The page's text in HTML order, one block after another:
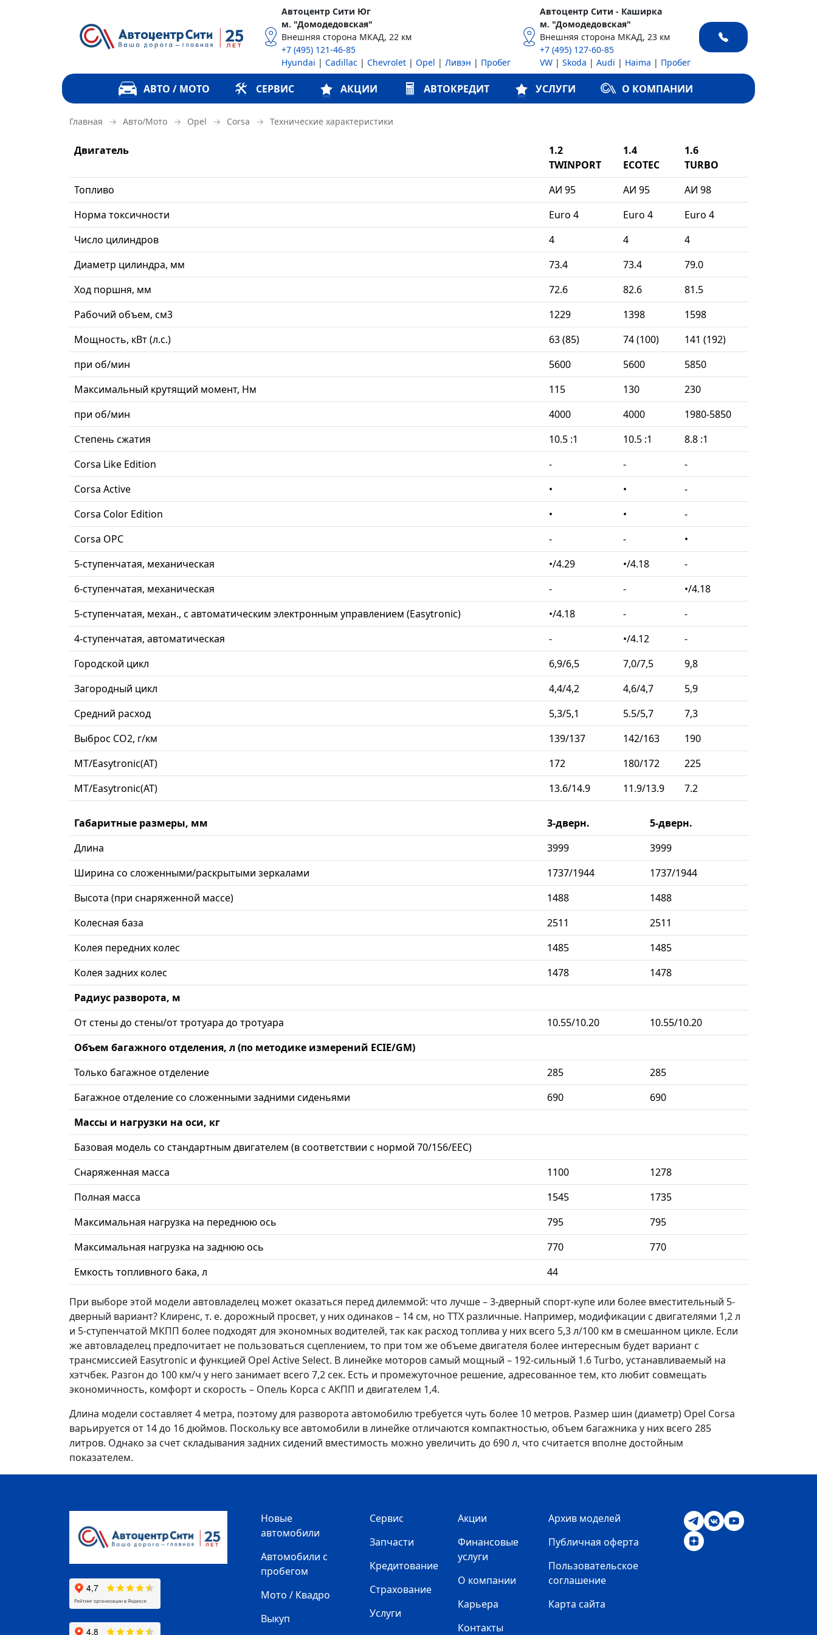
Автоцентр Сити Юг
м. "Домодедовская"
Внешняя сторона МКАД, 22 км
+7 (495) 121-46-85
Hyundai | Cadillac| Chevrolet| Opel | Ливэн | Пробег
Автоцентр Сити - Каширка
м. "Домодедовская"
Внешняя сторона МКАД, 23 км
+7 (495) 127-60-85
VW |Skoda |Audi | Haima | Пробег
АВТО / МОТО СЕРВИС АКЦИИ АВТОКРЕДИТ УСЛУГИ О КОМПАНИИ
Главная → Авто/Мото → Opel → Corsa → Технические характеристики
Двигатель
1.2
TWINPORT
1.4
ECOTEC
1.6
TURBO
Топливо
АИ 95 АИ 95
АИ 98
Норма токсичности
Euro 4 Euro 4
Euro 4
Число цилиндров
4 4
4
Диаметр цилиндра, мм
73.4 73.4
79.0
Ход поршня, мм
72.6 82.6
81.5
Рабочий объем, см3
1229 1398
1598
Мощность, кВт (л.с.)
63 (85) 74 (100)
141 (192)
при об/мин
5600 5600
5850
Максимальный крутящий момент, Нм
115 130
230
при об/мин
4000 4000
1980-5850
Степень сжатия
10.5 :1 10.5 :1
8.8 :1
Corsa Like Edition
- -
-
Corsa Active
• •
-
Corsa Color Edition
• •
-
Corsa OPC
- -
•
5-ступенчатая, механическая
•/4.29 •/4.18
-
6-ступенчатая, механическая
- -
•/4.18
5-ступенчатая, механ., c автоматическим электронным управлением (Easytronic)
•/4.18 -
-
4-ступенчатая, автоматическая
- •/4.12
-
Городской цикл
6,9/6,5 7,0/7,5
9,8
Загородный цикл
4,4/4,2 4,6/4,7
5,9
Средний расход
5,3/5,1 5.5/5,7
7,3
Выброс СО2, г/км
139/137 142/163
190
MT/Easytronic(АТ)
172 180/172
225
MT/Easytronic(АТ)
13.6/14.9 11.9/13.9 7.2
Габаритные размеры, мм 3-дверн.
5-дверн.
Длина
3999
3999
Ширина со сложенными/раскрытыми зеркалами
1737/1944
1737/1944
Высота (при снаряженной массе)
1488
1488
Колесная база
2511
2511
Колея передних колес
1485
1485
Колея задних колес
1478
1478
Радиус разворота, м
От стены до стены/от тротуара до тротуара
10.55/10.20
10.55/10.20
Объем багажного отделения, л (по методике измерений ECIE/GM)
Только багажное отделение
285
285
Багажное отделение со сложенными задними сиденьями
690
690
Массы и нагрузки на оси, кг
Базовая модель со стандартным двигателем (в соответствии с нормой 70/156/EEC)
Снаряженная масса
1100
1278
Полная масса
1545
1735
Максимальная нагрузка на переднюю ось
795
795
Максимальная нагрузка на заднюю ось
770
770
Емкость топливного бака, л
44
При выборе этой модели автовладелец может оказаться перед дилеммой: что лучше – 3-дверный спорт-купе или более вместительный 5-
дверный вариант? Клиренс, т. е. дорожный просвет, у них одинаков – 14 см, но ТТХ различные. Например, модификации с двигателями 1,2 л
и 5-ступенчатой МКПП более подходят для экономных водителей, так как расход топлива у них всего 5,3 л/100 км в смешанном цикле. Если
же автовладелец предпочитает не пользоваться сцеплением, то при том же объеме двигателя более интересным будет вариант с
трансмиссией Easytronic и функцией Opel Active Select. В линейке моторов самый мощный – 192-сильный 1.6 Turbo, устанавливаемый на
хэтчбек. Разгон до 100 км/ч у него занимает всего 7,2 сек. Есть и промежуточное решение, адресованное тем, кто любит совмещать
экономичность, комфорт и скорость – Опель Корса с АКПП и двигателем 1,4.
Длина модели составляет 4 метра, поэтому для разворота автомобилю требуется чуть более 10 метров. Размер шин (диаметр) Opel Corsa
варьируется от 14 до 16 дюймов. Поскольку все автомобили в линейке отличаются компактностью, объем багажника у них всего 285
литров. Однако за счет складывания задних сидений вместимость можно увеличить до 690 л, что считается вполне достойным
показателем.
Новые
автомобили
Автомобили с
пробегом
Мото / Квадро
Выкуп
Сервис
Запчасти
Кредитование
Страхование
Услуги
Акции
Финансовые
услуги
О компании
Карьера
Контакты
Архив моделей
Публичная оферта
Пользовательское
соглашение
Карта сайта